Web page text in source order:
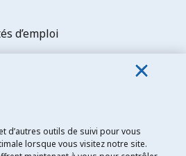
d’emploi
d’autres outils de suivi pour vous
lorsque vous visitez notre site.